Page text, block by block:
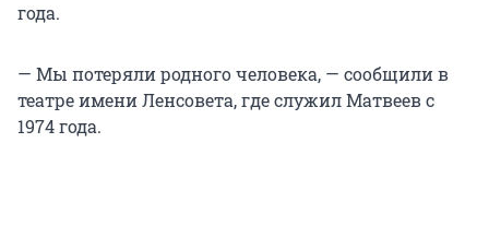
года.
— Мы потеряли родного человека, — сообщили в
театре имени Ленсовета, где служил Матвеев с
1974 года.